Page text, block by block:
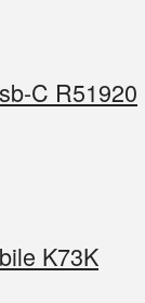
C R51920
K73K